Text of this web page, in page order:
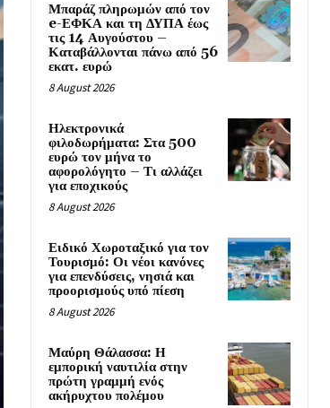
Μπαράζ πληρωμών από τον
e-ΕΦΚΑ και τη ΔΥΠΑ έως
τις 14 Αυγούστου –
Καταβάλλονται πάνω από 56
εκατ. ευρώ
8 August 2026
Ηλεκτρονικά
φιλοδωρήματα: Στα 500
ευρώ τον μήνα το
αφορολόγητο – Τι αλλάζει
για εποχικούς
8 August 2026
Ειδικό Χωροταξικό για τον
Τουρισμό: Οι νέοι κανόνες
για επενδύσεις, νησιά και
προορισμούς υπό πίεση
8 August 2026
Μαύρη Θάλασσα: Η
εμπορική ναυτιλία στην
πρώτη γραμμή ενός
ακήρυχτου πολέμου